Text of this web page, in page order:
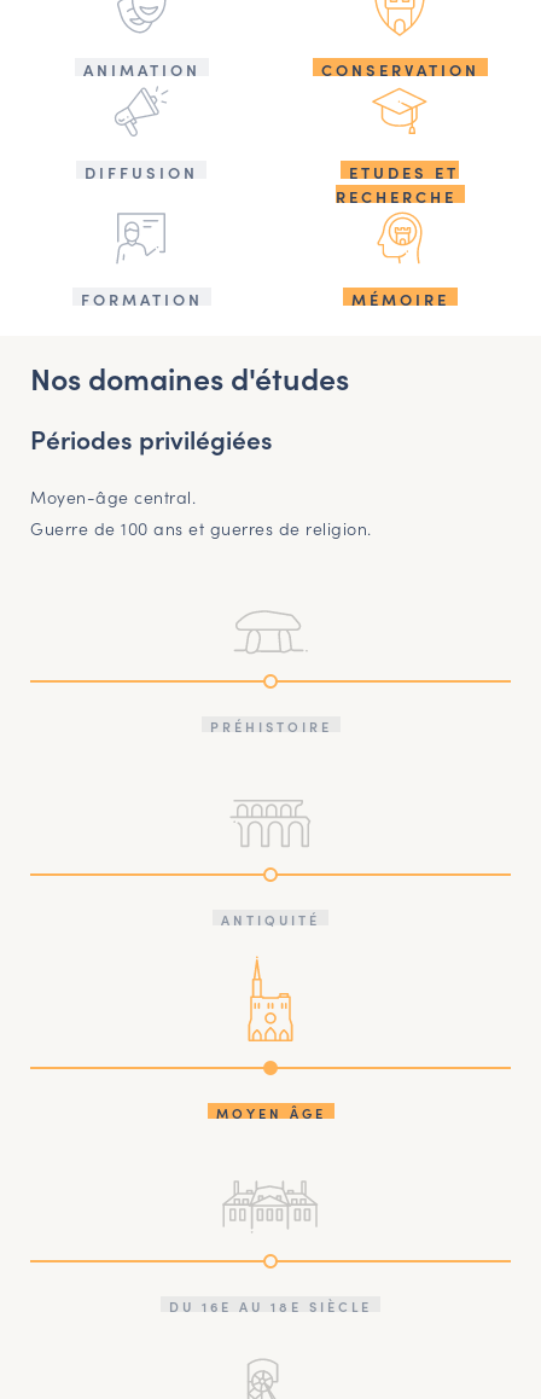
ANIMATION CONSERVATION
DIFFUSION
ETUDES ET
RECHERCHE
FORMATION MÉMOIRE
Nos domaines d'études
Périodes privilégiées
Moyen-âge central.
Guerre de 100 ans et guerres de religion.
PRÉHISTOIRE
ANTIQUITÉ
MOYEN ÂGE
DU 16E AU 18E SIÈCLE